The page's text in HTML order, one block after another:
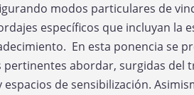
modos particulares de
específicos que incluyan la
En esta ponencia se
abordar, surgidas del
de sensibilización.